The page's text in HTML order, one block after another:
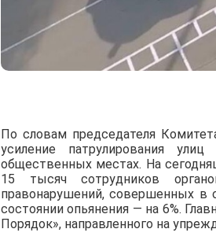
По словам председателя
усиление патрулирования
общественных местах. На
15 тысяч сотрудников
правонарушений, совершенных в
состоянии опьянения — на 6%.
Порядок», направленного на